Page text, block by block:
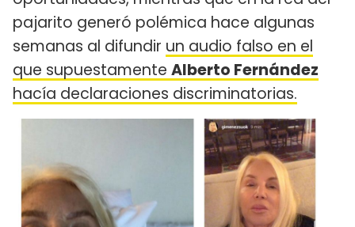
pajarito generó polémica hace algunas
semanas al difundir un audio falso en el
que supuestamente Alberto Fernández
hacía declaraciones discriminatorias.